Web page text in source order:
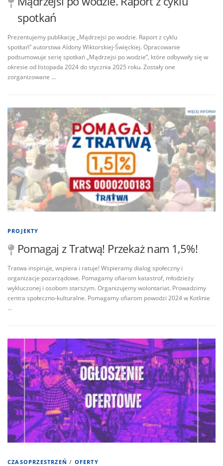
spotkań
Prezentujemy publikację „Mądrzejsi po wodzie. Raport z cyklu
spotkań” autorstwa Aldony Wiktorskiej-Święckiej. Opracowanie
podsumowuje serię spotkań „Mądrzejsi po wodzie”, które odbywały się w
okresie od listopada 2024 do stycznia 2025 roku. Zostały one
zorganizowane …
PROJEKTY
Pomagaj z Tratwą! Przekaż nam 1,5%!
Tratwa inspiruje, wspiera i ratuje! Wspieramy dialog społeczny i
organizacje pozarządowe. Pomagamy ofiarom katastrof, młodzieży
wykluczonej i osobom starszym. Organizujemy wolontariat. Prowadzimy
centra społeczno-kulturalne. Pomagamy ofiarom powodzi 2024 w Kotlinie
…
CZASOPRZESTRZEŃ / OFERTY